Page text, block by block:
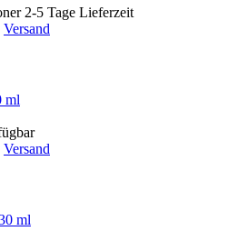
Versand
Versand